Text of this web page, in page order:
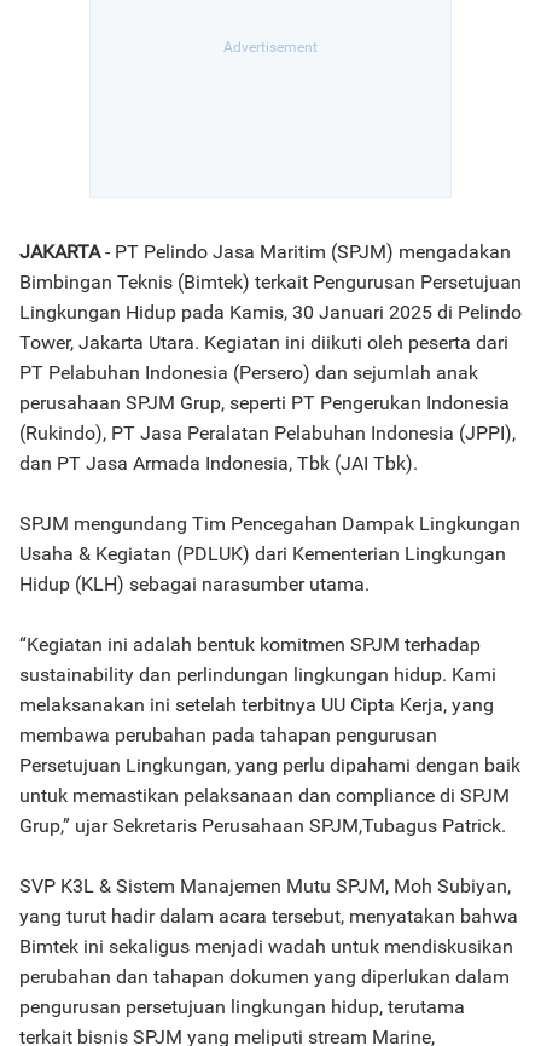
JAKARTA- PT Pelindo Jasa Maritim (SPJM) mengadakan
Bimbingan Teknis (Bimtek) terkait Pengurusan Persetujuan
Lingkungan Hidup pada Kamis, 30 Januari 2025 di Pelindo
Tower, Jakarta Utara. Kegiatan ini diikuti oleh peserta dari
PT Pelabuhan Indonesia (Persero) dan sejumlah anak
perusahaan SPJM Grup, seperti PT Pengerukan Indonesia
(Rukindo), PT Jasa Peralatan Pelabuhan Indonesia (JPPI),
dan PT Jasa Armada Indonesia, Tbk (JAI Tbk).
SPJM mengundang Tim Pencegahan Dampak Lingkungan
Usaha & Kegiatan (PDLUK) dari Kementerian Lingkungan
Hidup (KLH) sebagai narasumber utama.
“Kegiatan ini adalah bentuk komitmen SPJM terhadap
sustainability dan perlindungan lingkungan hidup. Kami
melaksanakan ini setelah terbitnya UU Cipta Kerja, yang
membawa perubahan pada tahapan pengurusan
Persetujuan Lingkungan, yang perlu dipahami dengan baik
untuk memastikan pelaksanaan dan compliance di SPJM
Grup,” ujar Sekretaris Perusahaan SPJM,Tubagus Patrick.
SVP K3L & Sistem Manajemen Mutu SPJM, Moh Subiyan,
yang turut hadir dalam acara tersebut, menyatakan bahwa
Bimtek ini sekaligus menjadi wadah untuk mendiskusikan
perubahan dan tahapan dokumen yang diperlukan dalam
pengurusan persetujuan lingkungan hidup, terutama
terkait bisnis SPJM yang meliputi stream Marine,